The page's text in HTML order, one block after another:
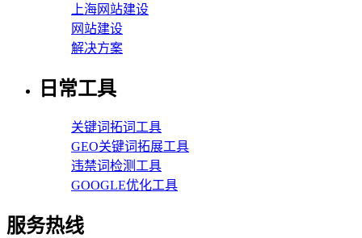
上海网站建设
网站建设
解决方案
日常工具
关键词拓词工具
GEO关键词拓展工具
违禁词检测工具
GOOGLE优化工具
服务热线